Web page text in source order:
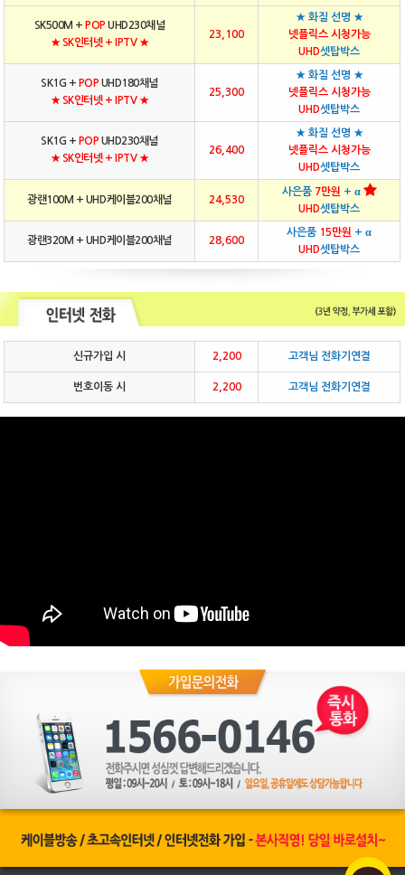
SK500M + POP UHD230채널
★ SK인터넷 + IPTV ★
23,100
★ 화질 선명 ★
넷플릭스 시청가능
UHD셋탑박스
SK1G + POP UHD180채널
★ SK인터넷 + IPTV ★
25,300
★ 화질 선명 ★
넷플릭스 시청가능
UHD셋탑박스
SK1G + POP UHD230채널
★ SK인터넷 + IPTV ★
26,400
★ 화질 선명 ★
넷플릭스 시청가능
UHD셋탑박스
광랜100M + UHD케이블200채널 24,530
사은품 7만원 + α
UHD셋탑박스
광랜320M + UHD케이블200채널 28,600
사은품 15만원 + α
UHD셋탑박스
신규가입 시 2,200 고객님 전화기연결
번호이동 시 2,200 고객님 전화기연결